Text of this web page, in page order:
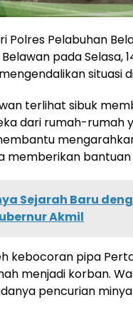
Polres Pelabuhan
pada Selasa,
situasi
terlihat sibuk
dari rumah-rumah
memberikan
Sejarah Baru
Akmil
kebocoran pipa
menjadi korban.
pencurian